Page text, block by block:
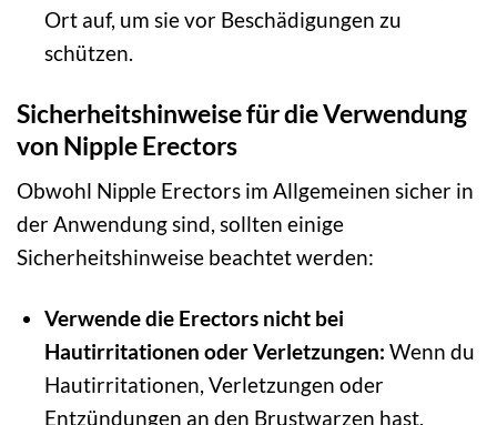
Ort auf, um sie vor Beschädigungen zu
schützen.
Sicherheitshinweise für die Verwendung
von Nipple Erectors
Obwohl Nipple Erectors im Allgemeinen sicher in
der Anwendung sind, sollten einige
Sicherheitshinweise beachtet werden:
Verwende die Erectors nicht bei
Hautirritationen oder Verletzungen: Wenn du
Hautirritationen, Verletzungen oder
Entzündungen an den Brustwarzen hast,